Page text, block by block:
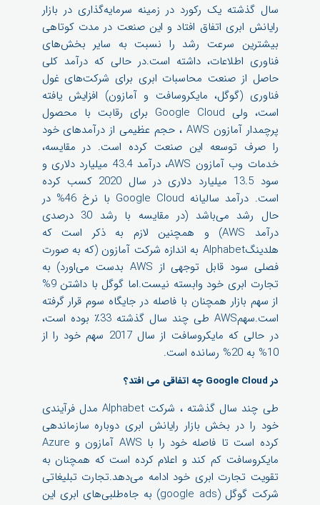
سال گذشته یک رکورد در زمینه سرمایه‌گذاری در بازار
رایانش ابری اتفاق افتاد و این صنعت در مدت کوتاهی
بیشترین سرعت رشد را نسبت به سایر بخش‌های
فناوری اطلاعات، داشته است.در حالی که درآمد کلی
حاصل از صنعت محاسبات ابری برای شرکت‌های غول
فناوری (گوگل، مایکروسافت و آمازون) افزایش یافته
است، ولی Google Cloud برای رقابت با محصول
پرچمدار آمازون AWS ، حجم عظیمی از درآمدهای خود
را صرف توسعه این صنعت کرده است. در مقایسه،
خدمات وب آمازون AWS، درآمد 43.4 میلیارد دلاری و
سود 13.5 میلیارد دلاری در سال 2020 کسب کرده
است. درآمد سالیانه Google Cloud با نرخ 46% در
حال رشد می‌باشد (در مقایسه با رشد 30 درصدی
درآمد AWS) و همچنین لازم به ذکر است که
هلدینگAlphabet به اندازه شرکت آمازون (که به صورت
فصلی سود قابل توجهی از AWS بدست می‌اورد) به
تجارت ابری خود وابسته نیست.اما گوگل با داشتن 9%
از سهم بازار همچنان با فاصله در جایگاه سوم قرار گرفته
است.سهمAWS طی چند سال گذشته 33٪ بوده است،
در حالی که مایکروسافت از سال 2017 سهم خود را از
10% به 20% رسانده است.
در Google Cloud چه اتفاقی می افتد؟
طی چند سال گذشته ، شرکت Alphabet مدل فرآیندی
خود را در بخش بازار رایانش ابری دوباره سازماندهی
کرده است تا فاصله خود را با AWS آمازون و Azure
مایکروسافت کم کند و اعلام کرده است که همچنان به
تقویت تجارت ابری خود ادامه می‌دهد.تجارت تبلیغاتی
شرکت گوگل (google ads) به جاه‌طلبی‌های ابری این